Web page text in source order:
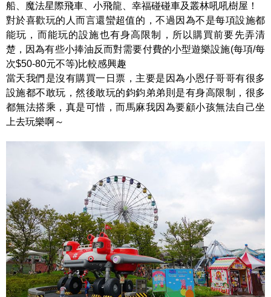
船、魔法星際飛車、小飛龍、幸福碰碰車及叢林吼吼樹屋！
對於喜歡玩的人而言還蠻超值的，不過因為不是每項設施都
能玩，而能玩的設施也有身高限制，所以購買前要先弄清
楚，因為有些小捧油反而對需要付費的小型遊樂設施(每項/每
次$50-80元不等)比較感興趣
當天我們是沒有購買一日票，主要是因為小恩仔哥哥有很多
設施都不敢玩，然後敢玩的鈞鈞弟弟則是有身高限制，很多
都無法搭乘，真是可惜，而馬麻我因為要顧小孩無法自己坐
上去玩樂啊～